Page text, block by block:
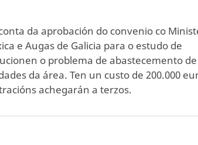
da aprobación do convenio co
e Augas de Galicia para o estudo de
o problema de abastecemento de
da área. Ten un custo de 200.000
achegarán a terzos.